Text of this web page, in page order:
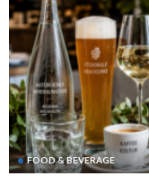
FOOD & BEVERAGE